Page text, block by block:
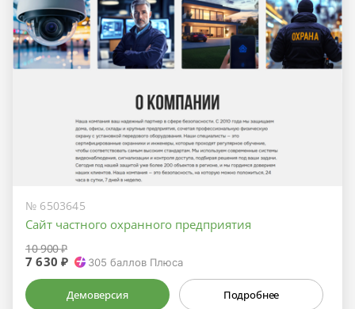
№ 6503645
Сайт частного охранного предприятия
10 900 ₽
7 630 ₽ 305 баллов Плюса
Демоверсия Подробнее